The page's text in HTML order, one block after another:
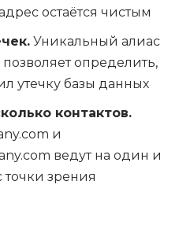
остаётся чистым
Уникальный алиас
определить,
утечку базы данных
контактов.
и
ведут на один и
точки зрения